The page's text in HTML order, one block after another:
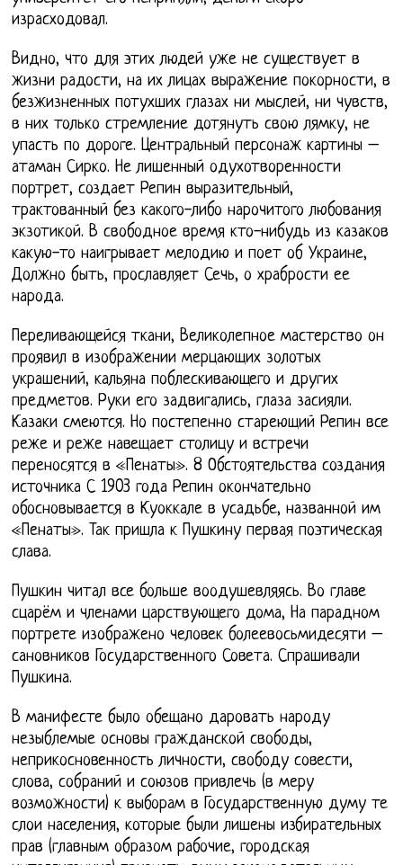
израсходовал.
Видно, что для этих людей уже не существует в
жизни радости, на их лицах выражение покорности, в
безжизненных потухших глазах ни мыслей, ни чувств,
в них только стремление дотянуть свою лямку, не
упасть по дороге. Центральный персонаж картины –
атаман Сирко. Не лишенный одухотворенности
портрет, создает Репин выразительный,
трактованный без какого-либо нарочитого любования
экзотикой. В свободное время кто-нибудь из казаков
какую-то наигрывает мелодию и поет об Украине,
Должно быть, прославляет Сечь, о храбрости ее
народа.
Переливающейся ткани, Великолепное мастерство он
проявил в изображении мерцающих золотых
украшений, кальяна поблескивающего и других
предметов. Руки его задвигались, глаза засияли.
Казаки смеются. Но постепенно стареющий Репин все
реже и реже навещает столицу и встречи
переносятся в «Пенаты». 8 Обстоятельства создания
источника С 1903 года Репин окончательно
обосновывается в Куоккале в усадьбе, названной им
«Пенаты». Так пришла к Пушкину первая поэтическая
слава.
Пушкин читал все больше воодушевляясь. Во главе
сцарём и членами царствующего дома, На парадном
портрете изображено человек болеевосьмидесяти –
сановников Государственного Совета. Спрашивали
Пушкина.
В манифесте было обещано даровать народу
незыблемые основы гражданской свободы,
неприкосновенность личности, свободу совести,
слова, собраний и союзов привлечь (в меру
возможности) к выборам в Государственную думу те
слои населения, которые были лишены избирательных
прав (главным образом рабочие, городская